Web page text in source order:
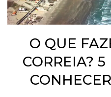
O QUE
CORREIA?